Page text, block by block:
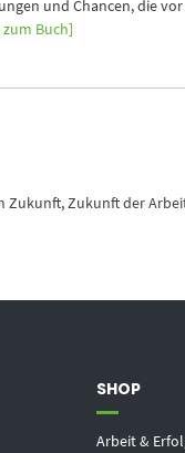
und Chancen, die
zum Buch]
Zukunft,Zukunft der
SHOP
Arbeit &